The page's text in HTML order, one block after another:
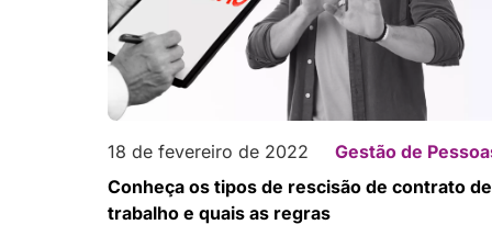
18 de fevereiro de 2022
Gestão de
Conheça os tipos de rescisão de contrato de
trabalho e quais as regras